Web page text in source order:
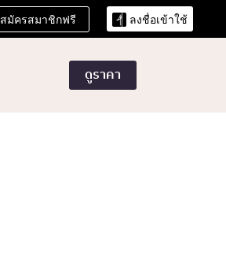
สมัครสมาชิกฟรี ลงชื่อเข้าใช้
ดูราคา